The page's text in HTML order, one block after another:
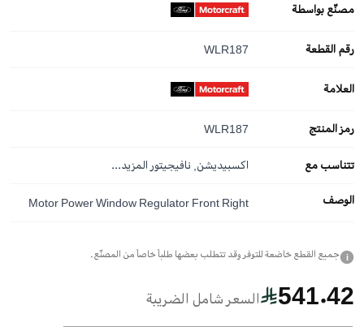
مصنّع بواسطة
رقم القطعة WLR187
العلامة
رمز المنتج WLR187
تتناسب مع اكسبيديشن, نافيجيتور المزيد...
الوصف Motor Power Window Regulator Front Right
i جميع القطع خاضعة للتوفر وقد تتطلب بعضها طلباً خاصاً من المصنّع.
541.42 السعر شامل الضريبة